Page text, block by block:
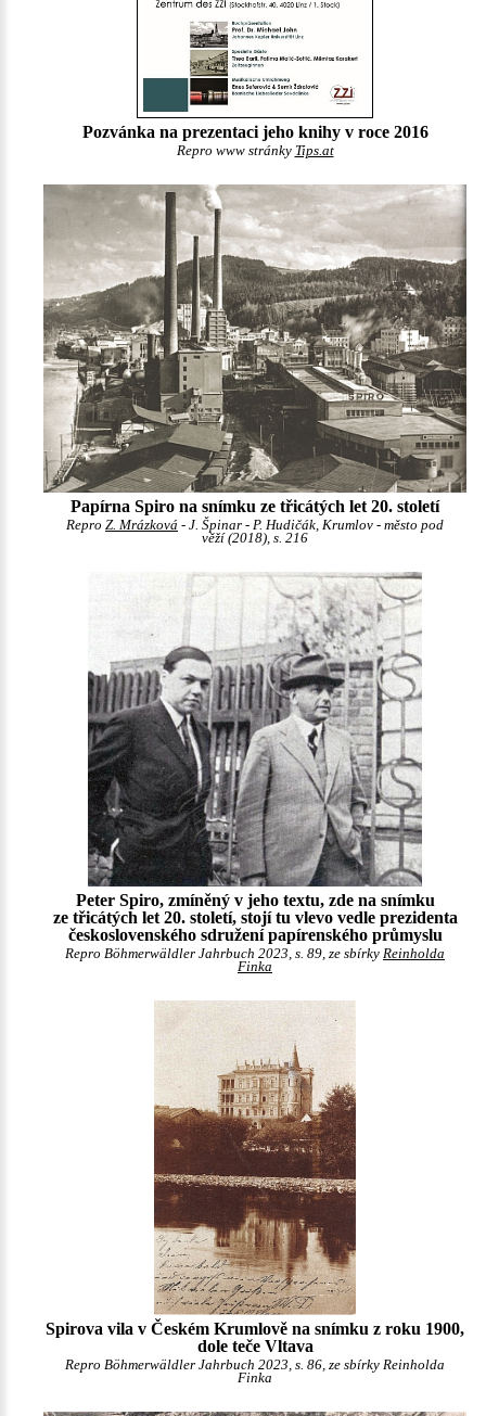
Pozvánka na prezentaci jeho knihy v roce 2016
Repro www stránky Tips.at
Papírna Spiro na snímku ze třicátých let 20. století
Repro Z. Mrázková - J. Špinar - P. Hudičák, Krumlov - město pod
věží (2018), s. 216
Peter Spiro, zmíněný v jeho textu, zde na snímku
ze třicátých let 20. století, stojí tu vlevo vedle prezidenta
československého sdružení papírenského průmyslu
Repro Böhmerwäldler Jahrbuch 2023, s. 89, ze sbírky Reinholda
Finka
Spirova vila v Českém Krumlově na snímku z roku 1900,
dole teče Vltava
Repro Böhmerwäldler Jahrbuch 2023, s. 86, ze sbírky Reinholda
Finka